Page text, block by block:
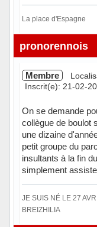
La place d'Espagne
En ligne
pronorennois
Membre
Inscrit(e): 21-02-
On se demande
collègue de boulot
une dizaine
petit groupe du
insultants à la fin
simplement
JE SUIS NÉ LE 27
BREIZHILIA